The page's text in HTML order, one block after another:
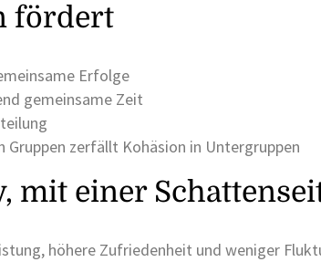
fördert
Erfolge
gemeinsame Zeit
Gruppen zerfällt Kohäsion in Untergruppen
mit einer
höhere Zufriedenheit und weniger